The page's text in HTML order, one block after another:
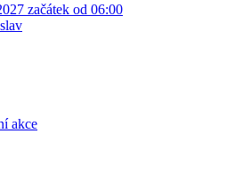
začátek od 06:00
akce